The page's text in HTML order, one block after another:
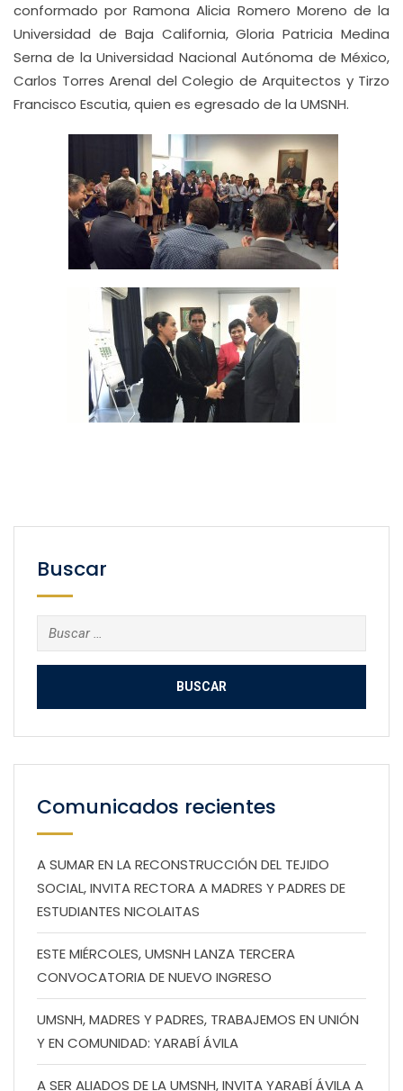
conformado por Ramona Alicia Romero Moreno de la
Universidad de Baja California, Gloria Patricia Medina
Serna de la Universidad Nacional Autónoma de México,
Carlos Torres Arenal del Colegio de Arquitectos y Tirzo
Francisco Escutia, quien es egresado de la UMSNH.
Buscar
Buscar:
Comunicados recientes
A SUMAR EN LA RECONSTRUCCIÓN DEL TEJIDO
SOCIAL, INVITA RECTORA A MADRES Y PADRES DE
ESTUDIANTES NICOLAITAS
ESTE MIÉRCOLES, UMSNH LANZA TERCERA
CONVOCATORIA DE NUEVO INGRESO
UMSNH, MADRES Y PADRES, TRABAJEMOS EN UNIÓN
Y EN COMUNIDAD: YARABÍ ÁVILA
A SER ALIADOS DE LA UMSNH, INVITA YARABÍ ÁVILA A